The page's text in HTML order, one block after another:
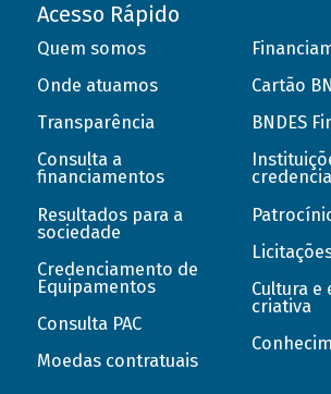
Acesso Rápido
Quem somos
Onde atuamos
Transparência
Consulta a
financiamentos
Resultados para a
sociedade
Credenciamento de
Equipamentos
Consulta PAC
Moedas contratuais
Cartão
BNDES
Cultura e
criativa